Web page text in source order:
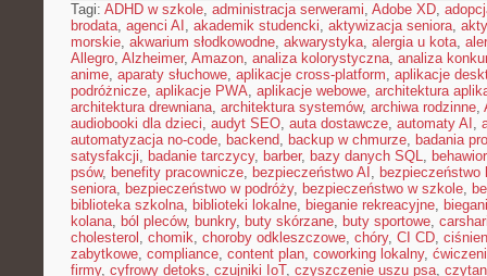
Tagi: ADHD w szkole, administracja serwerami, Adobe XD,
brodata, agenci AI , akademik studencki, aktywizacja seniora,
morskie, akwarium słodkowodne, akwarystyka, alergia u kota,
Allegro, Alzheimer, Amazon, analiza kolorystyczna, analiza
anime, aparaty słuchowe, aplikacje cross-platform, aplikacje
podróżnicze, aplikacje PWA, aplikacje webowe, architektura
architektura drewniana, architektura systemów, archiwa rodzinne,
audiobooki dla dzieci, audyt SEO, auta dostawcze, automaty AI ,
automatyzacja no-code, backend, backup w chmurze, badania
satysfakcji, badanie tarczycy, barber, bazy danych SQL,
psów, benefity pracownicze, bezpieczeństwo AI , bezpieczeństwo
seniora, bezpieczeństwo w podróży, bezpieczeństwo w szkole,
biblioteka szkolna, biblioteki lokalne, bieganie rekreacyjne,
kolana, ból pleców, bunkry, buty skórzane, buty sportowe,
cholesterol , chomik, choroby odkleszczowe, chóry, CI CD,
zabytkowe, compliance, content plan, coworking lokalny,
firmy, cyfrowy detoks, czujniki IoT, czyszczenie uszu psa,